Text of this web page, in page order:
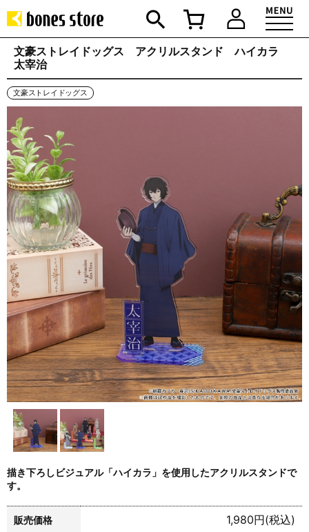
文豪ストレイドッグス アクリルスタンド ハイカラ
太宰治
文豪ストレイドッグス
描き下ろしビジュアル「ハイカラ」を使用したアクリルスタンドで
す。
販売価格 1,980円(税込)